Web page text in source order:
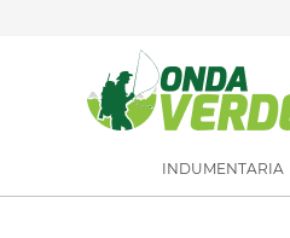
INDUMENTARIA